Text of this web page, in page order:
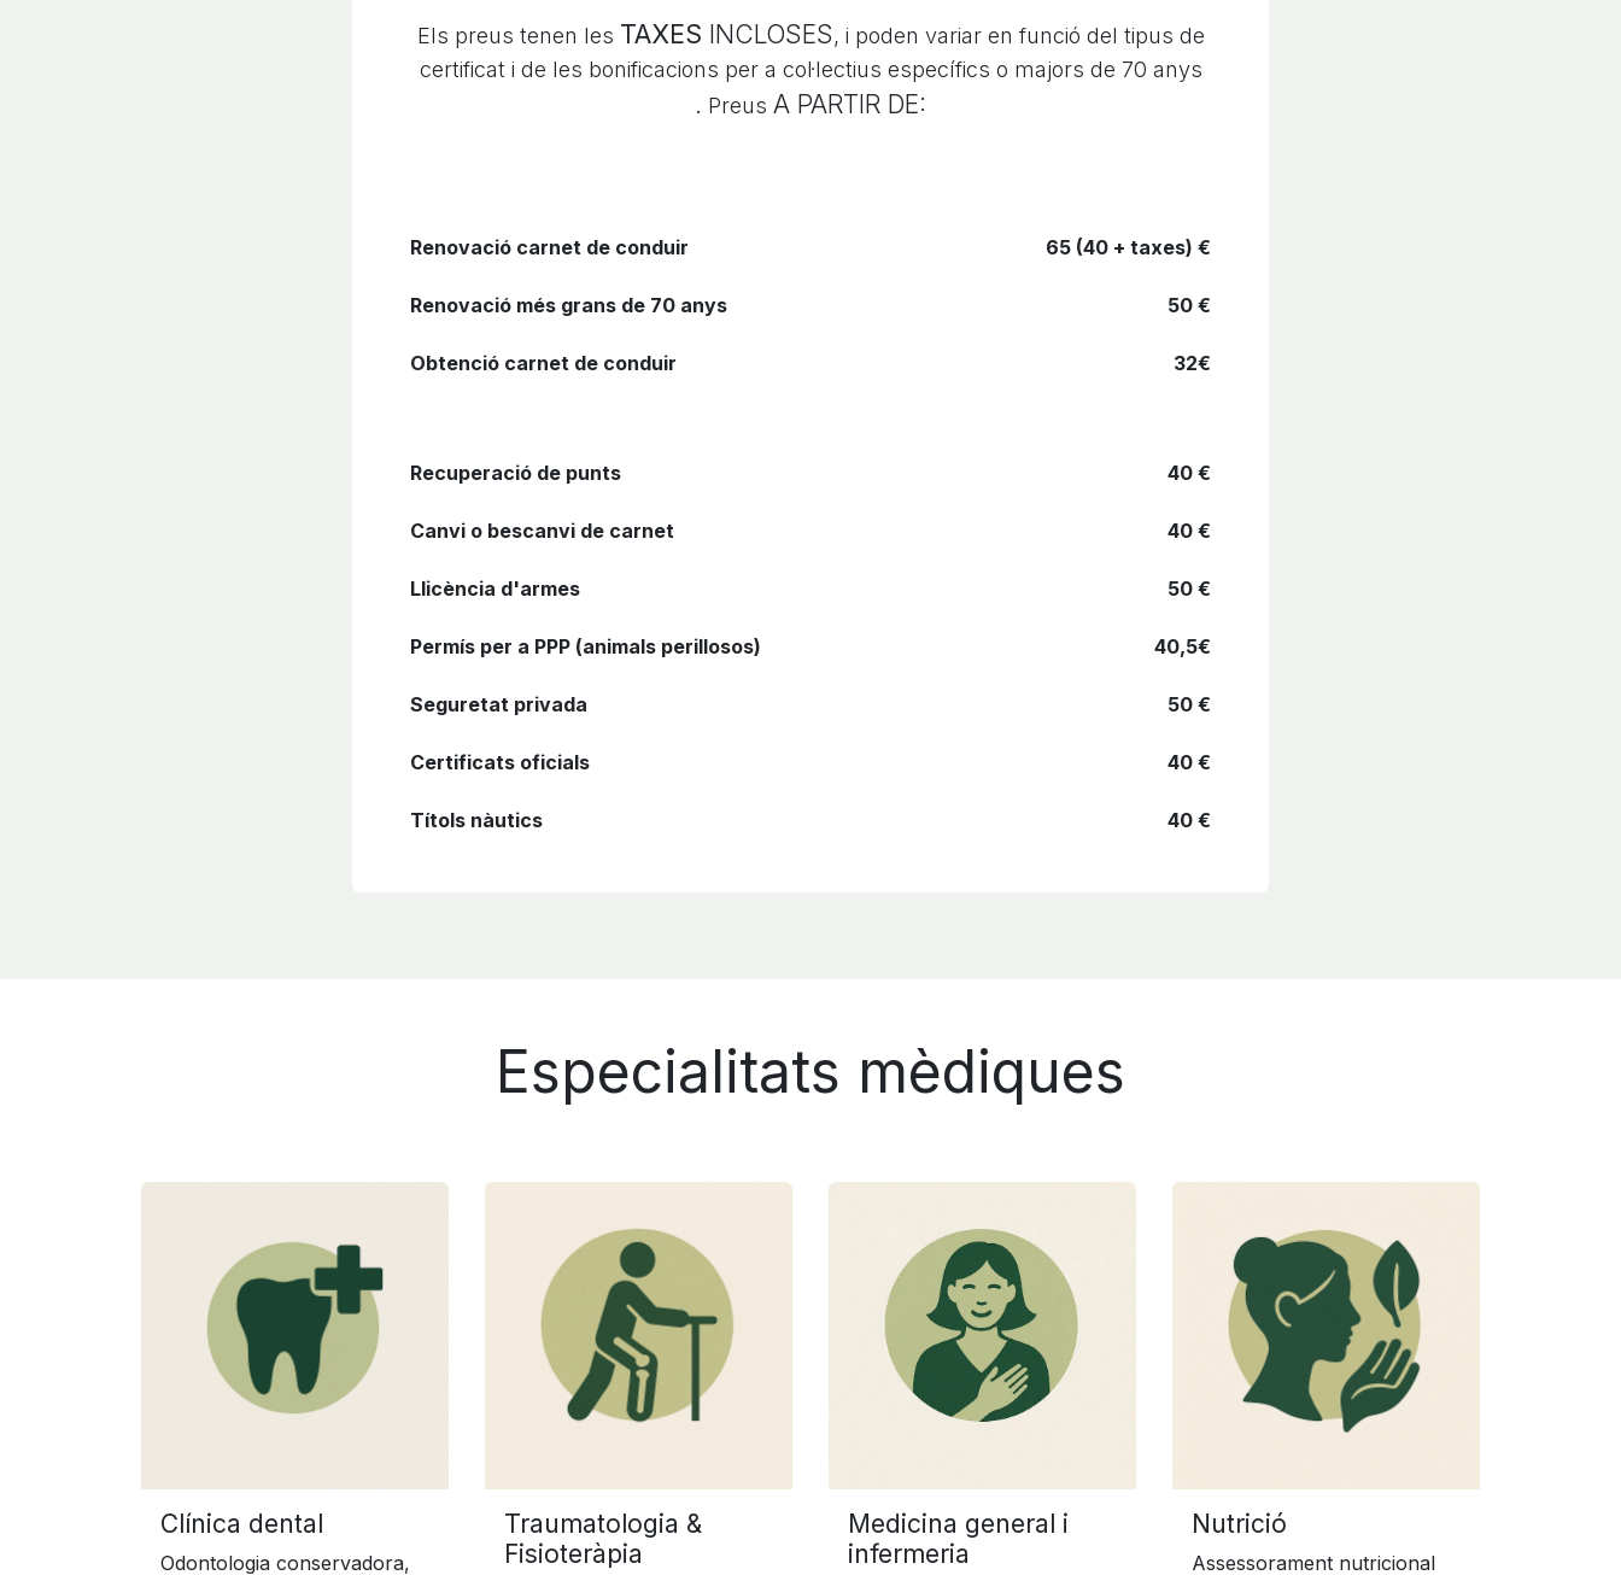
Els preus tenen les TAXES INCLOSES, i poden variar en funció del tipus de
certificat i de les bonificacions per a col·lectius específics o majors de 70 anys
. Preus A PARTIR DE:
Renovació carnet de conduir 65 (40 + taxes) €
Renovació més grans de 70 anys 50 €
Obtenció carnet de conduir 32€
Recuperació de punts 40 €
Canvi o bescanvi de carnet 40 €
Llicència d'armes 50 €
Permís per a PPP (animals perillosos) 40,5€
Seguretat privada 50 €
Certificats oficials 40 €
Títols nàutics 40 €
Especialitats mèdiques
Clínica dental
Odontologia conservadora,
Traumatologia &
Fisioteràpia
Medicina general i
infermeria
Nutrició
Assessorament nutricional